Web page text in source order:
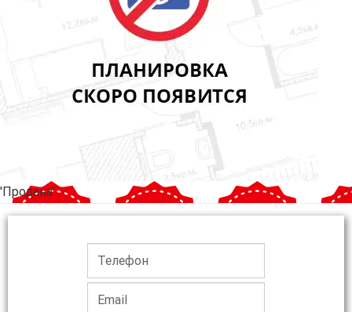
'Продана'